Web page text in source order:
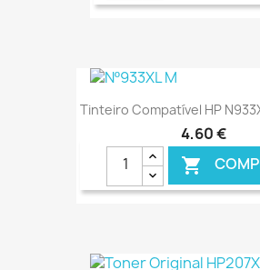
Tinteiro Compatível HP
4,60 €
